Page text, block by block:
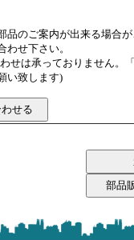
品のご案内が出来る場合
せ下さい。
せは承っておりません。
い致します)